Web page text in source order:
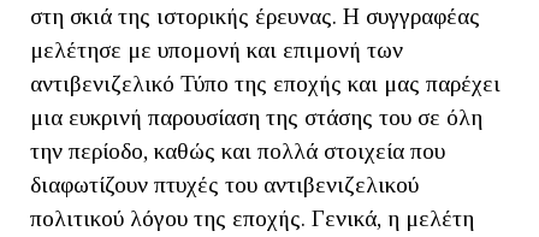
στη σκιά της ιστορικής έρευνας. Η συγγραφέας
μελέτησε με υπομονή και επιμονή των
αντιβενιζελικό Τύπο της εποχής και μας παρέχει
μια ευκρινή παρουσίαση της στάσης του σε όλη
την περίοδο, καθώς και πολλά στοιχεία που
διαφωτίζουν πτυχές του αντιβενιζελικού
πολιτικού λόγου της εποχής. Γενικά, η μελέτη